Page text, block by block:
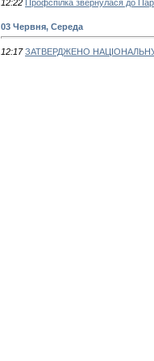
12:22 Профспілка звернулася до
03 Червня, Середа
12:17 ЗАТВЕРДЖЕНО